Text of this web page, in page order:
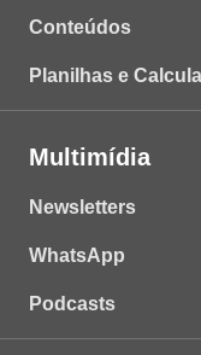
Conteúdos
Planilhas e
Multimídia
Newsletters
WhatsApp
Podcasts